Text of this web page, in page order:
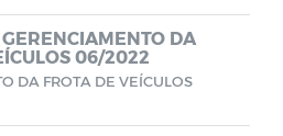
Estagiários
GERENCIAMENTO DA
06/2022
DA FROTA DE VEÍCULOS